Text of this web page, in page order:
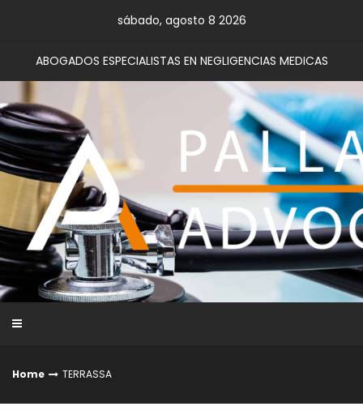
sábado, agosto 8 2026
ABOGADOS ESPECIALISTAS EN NEGLIGENCIAS MEDICAS
Home TERRASSA